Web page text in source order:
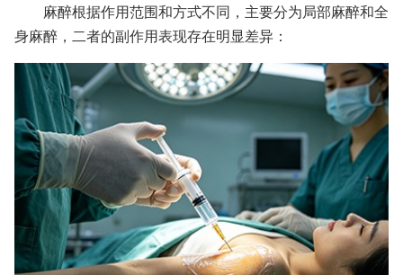
麻醉根据作用范围和方式不同，主要分为局部麻醉和全
身麻醉，二者的副作用表现存在明显差异：